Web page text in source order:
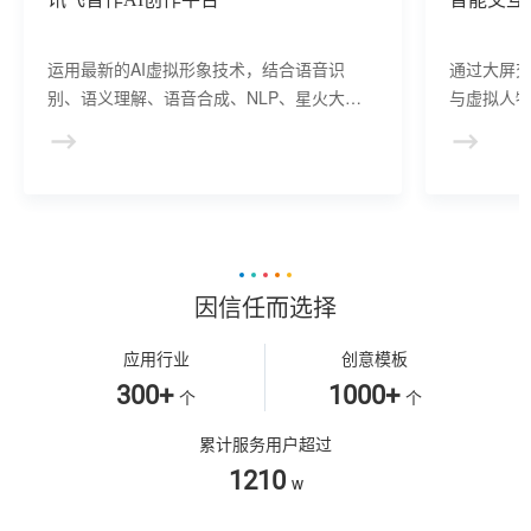
运用最新的AI虚拟形象技术，结合语音识
别、语义理解、语音合成、NLP、星火大模
建、AI驱动、多模态交互的多场景虚拟人产
通过大屏
与虚拟人
景，可广
因信任而选择
应用行业
300+ 个
创意模板
1000+ 个
累计服务用户超过
1210 w